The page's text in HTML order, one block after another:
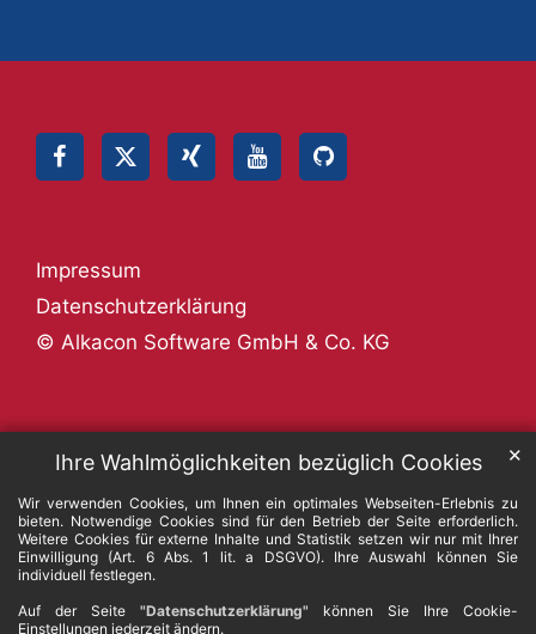
Ihre Wahlmöglichkeiten bezüglich Cookies
Wir verwenden Cookies, um Ihnen ein optimales Webseiten-Erlebnis zu
bieten. Notwendige Cookies sind für den Betrieb der Seite erforderlich.
Weitere Cookies für externe Inhalte und Statistik setzen wir nur mit Ihrer
Einwilligung (Art. 6 Abs. 1 lit. a DSGVO). Ihre Auswahl können Sie
individuell festlegen.
Auf der Seite "Datenschutzerklärung" können Sie Ihre Cookie-
Einstellungen jederzeit ändern.
✕
© Alkacon Software GmbH & Co. KG
Datenschutzerklärung
Impressum